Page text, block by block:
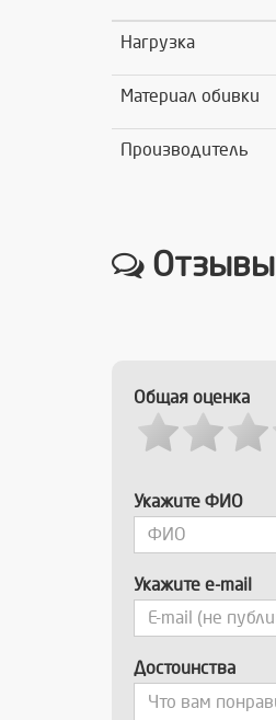
Нагрузка
Материал обивки
Производитель
Отзывы
Общая оценка
Укажите ФИО
Укажите e-mail
Достоинства